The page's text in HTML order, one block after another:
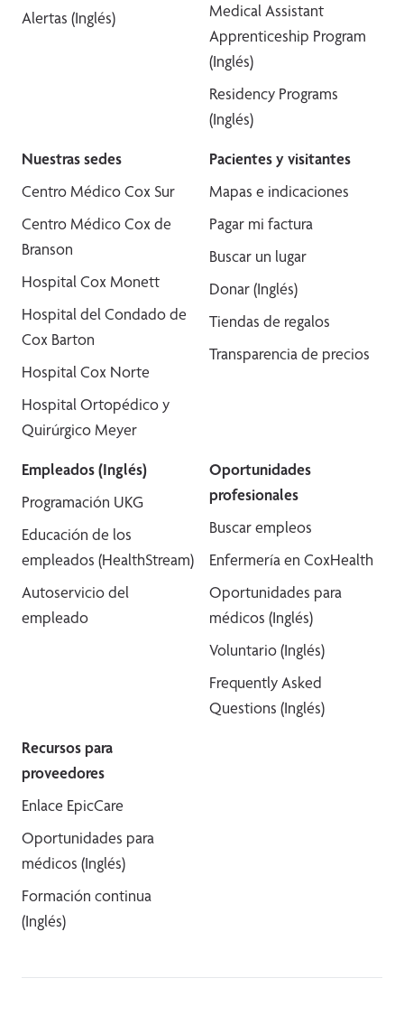
Alertas (Inglés)
Medical Assistant
Apprenticeship Program
(Inglés)
Residency Programs
(Inglés)
Nuestras sedes
Centro Médico Cox Sur
Centro Médico Cox de
Branson
Hospital Cox Monett
Hospital del Condado de
Cox Barton
Hospital Cox Norte
Hospital Ortopédico y
Quirúrgico Meyer
Pacientes y visitantes
Mapas e indicaciones
Pagar mi factura
Buscar un lugar
Donar (Inglés)
Tiendas de regalos
Transparencia de precios
Empleados (Inglés)
Programación UKG
Educación de los
empleados (HealthStream)
Autoservicio del
empleado
Oportunidades
profesionales
Buscar empleos
Enfermería en CoxHealth
Oportunidades para
médicos (Inglés)
Voluntario (Inglés)
Frequently Asked
Questions (Inglés)
Recursos para
proveedores
Enlace EpicCare
Oportunidades para
médicos (Inglés)
Formación continua
(Inglés)